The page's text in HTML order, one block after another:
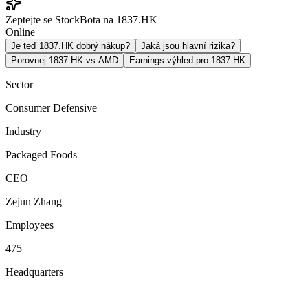
Zeptejte se StockBota na 1837.HK
Online
Je teď 1837.HK dobrý nákup?
Jaká jsou hlavní rizika?
Porovnej 1837.HK vs AMD
Earnings výhled pro 1837.HK
Sector
Consumer Defensive
Industry
Packaged Foods
CEO
Zejun Zhang
Employees
475
Headquarters